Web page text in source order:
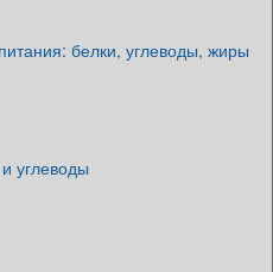
белки, углеводы, жиры
углеводы